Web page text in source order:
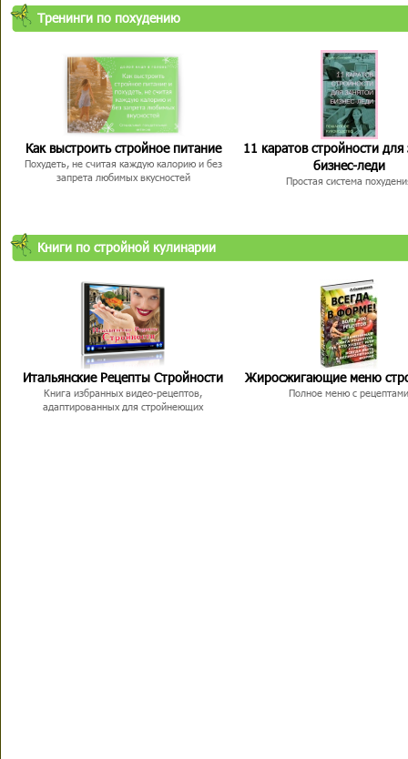
Тренинги по похудению
Как выстроить стройное питание
Похудеть, не считая каждую калорию и без
запрета любимых вкусностей
11 каратов стройности для
бизнес-леди
Простая система
Книги по стройной кулинарии
Итальянские Рецепты Стройности
Книга избранных видео-рецептов,
адаптированных для стройнеющих
Жиросжигающие меню
Полное меню с рецептами